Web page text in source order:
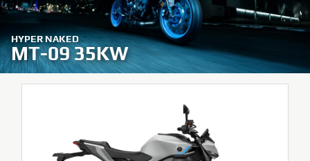
HYPER NAKED
MT-09 35KW